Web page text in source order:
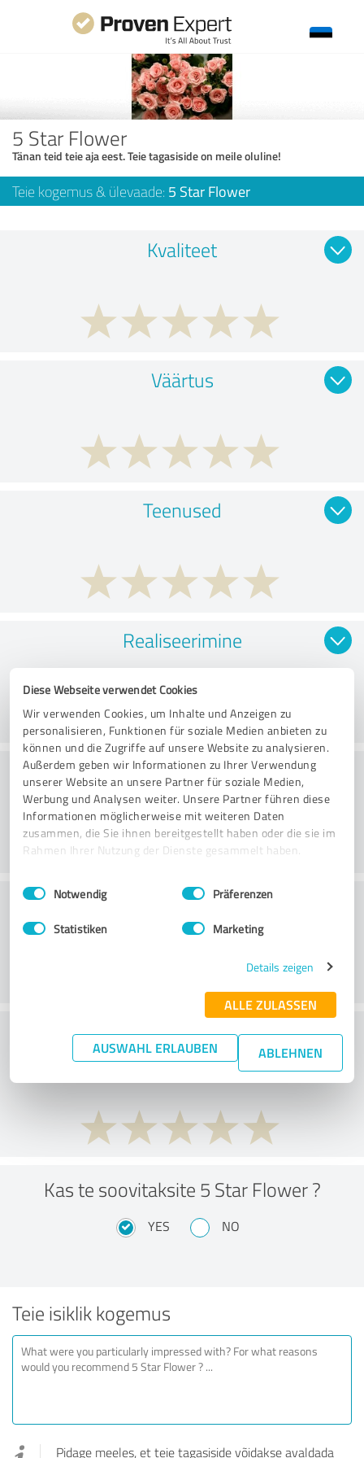
Diese Webseite verwendet Cookies
Wir verwenden Cookies, um Inhalte und Anzeigen zu
personalisieren, Funktionen für soziale Medien anbieten zu
können und die Zugriffe auf unsere Website zu analysieren.
Außerdem geben wir Informationen zu Ihrer Verwendung
unserer Website an unsere Partner für soziale Medien,
Werbung und Analysen weiter. Unsere Partner führen diese
Informationen möglicherweise mit weiteren Daten
zusammen, die Sie ihnen bereitgestellt haben oder die sie im
Rahmen Ihrer Nutzung der Dienste gesammelt haben.
Impressum Datenschutzbestimmungen
Einwilligungsauswahl
Notwendig Präferenzen
Statistiken Marketing
Details zeigen
ALLE ZULASSEN
AUSWAHL ERLAUBEN ABLEHNEN
5 Star Flower
Tänan teid teie aja eest. Teie tagasiside on meile oluline!
Teie kogemus & ülevaade: 5 Star Flower
Kvaliteet
Väärtus
Teenused
Realiseerimine
Konsultatsioon
Klienditeenindus
What do you think of the price to
performance ratio?
Kas te soovitaksite 5 Star Flower ?
YES NO
Teie isiklik kogemus
Pidage meeles, et teie tagasiside võidakse avaldada